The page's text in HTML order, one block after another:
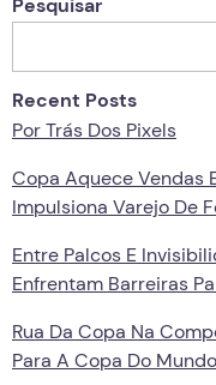
Recent Posts
Por Trás Dos Pixels
Copa Aquece Vendas
Impulsiona Varejo De
Entre Palcos E
Enfrentam Barreiras
Rua Da Copa Na
Para A Copa Do Mundo